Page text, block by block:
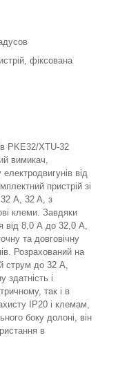
фіксована
PKE32/XTU-32
вимикач,
від
пристрій зі
A, 32 A, з
клеми. Завдяки
від 8,0 А до 32,0 А,
та довговічну
Розрахований на
струм до 32 А,
здатність і
так і в
IP20 і клемам,
боку долоні, він
в